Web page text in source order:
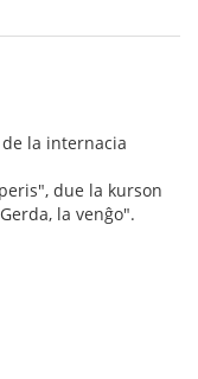
la internacia
due la kurson
la venĝo".